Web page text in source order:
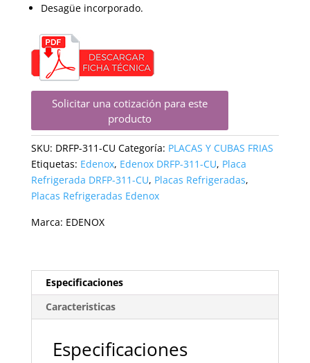
Desagüe incorporado.
Solicitar una cotización para este
producto
SKU: DRFP-311-CU Categoría: PLACAS Y CUBAS FRIAS
Etiquetas: Edenox, Edenox DRFP-311-CU, Placa
Refrigerada DRFP-311-CU, Placas Refrigeradas,
Placas Refrigeradas Edenox
Marca: EDENOX
Especificaciones
Caracteristicas
Especificaciones